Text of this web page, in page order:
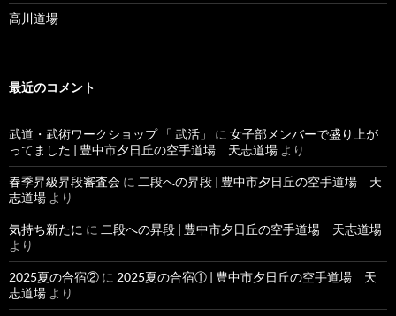
高川道場
最近のコメント
武道・武術ワークショップ 「 武活」 に 女子部メンバーで盛り上が
ってました | 豊中市夕日丘の空手道場 天志道場 より
春季昇級昇段審査会 に 二段への昇段 | 豊中市夕日丘の空手道場 天
志道場 より
気持ち新たに に 二段への昇段 | 豊中市夕日丘の空手道場 天志道場
より
2025夏の合宿② に 2025夏の合宿① | 豊中市夕日丘の空手道場 天
志道場 より